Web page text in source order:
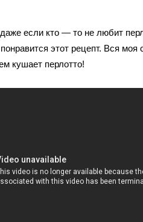
если кто — то не любит
этот рецепт. Вся моя
кушает перлотто!